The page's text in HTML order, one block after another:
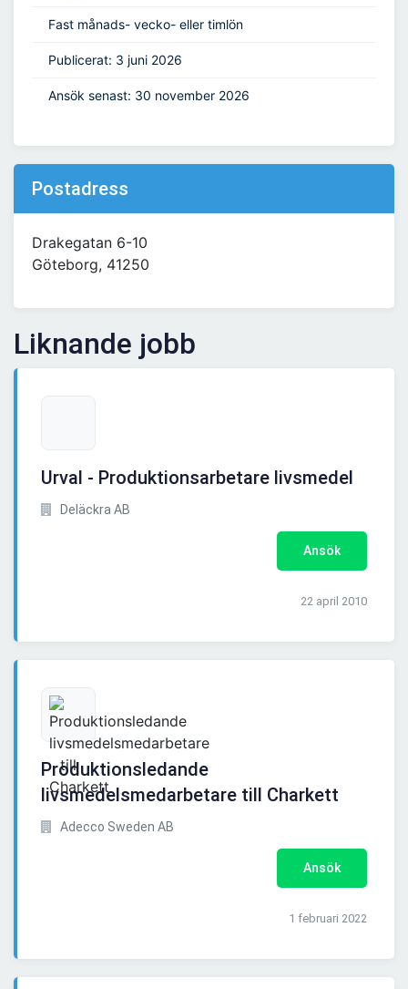
Fast månads- vecko- eller timlön
Publicerat: 3 juni 2026
Ansök senast: 30 november 2026
Postadress
Drakegatan 6-10
Göteborg, 41250
Liknande jobb
Urval - Produktionsarbetare livsmedel
Deläckra AB
Ansök
22 april 2010
Produktionsledande
livsmedelsmedarbetare till Charkett
Adecco Sweden AB
Ansök
1 februari 2022